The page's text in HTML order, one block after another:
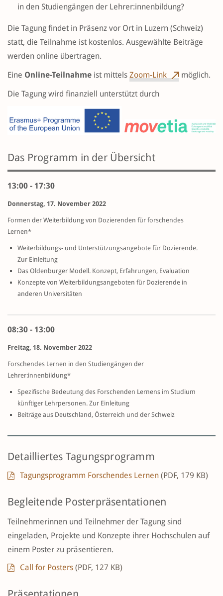
in den Studiengängen der Lehrer:innenbildung?
Die Tagung findet in Präsenz vor Ort in Luzern (Schweiz)
statt, die Teilnahme ist kostenlos. Ausgewählte Beiträge
werden online übertragen.
Eine Online-Teilnahme ist mittels Zoom-Link
möglich.
Die Tagung wird finanziell unterstützt durch
Das Programm in der Übersicht
13:00 - 17:30
Donnerstag, 17. November 2022
Formen der Weiterbildung von Dozierenden für forschendes
Lernen*
Weiterbildungs- und Unterstützungsangebote für Dozierende.
Zur Einleitung
Das Oldenburger Modell. Konzept, Erfahrungen, Evaluation
Konzepte von Weiterbildungsangeboten für Dozierende in
anderen Universitäten
08:30 - 13:00
Freitag, 18. November 2022
Forschendes Lernen in den Studiengängen der
Lehrer:innenbildung*
Spezifische Bedeutung des Forschenden Lernens im Studium
künftiger Lehrpersonen. Zur Einleitung
Beiträge aus Deutschland, Österreich und der Schweiz
Detailliertes Tagungsprogramm
Tagungsprogramm Forschendes Lernen (PDF, 179 KB)
Begleitende Posterpräsentationen
Teilnehmerinnen und Teilnehmer der Tagung sind
eingeladen, Projekte und Konzepte ihrer Hochschulen auf
einem Poster zu präsentieren.
Call for Posters (PDF, 127 KB)